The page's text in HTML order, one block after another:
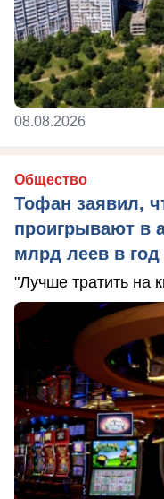
08.08.2026
Общество
Тофан заявил,
проигрывают в
млрд леев в год
"Лучше тратить на